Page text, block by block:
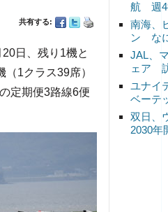
航 週4
南海、
ン な
JAL、
ェア
ユナイ
ベーテ
双日、
2030年
共有する:
日、残り1機と
1クラス39席）
定期便3路線6便